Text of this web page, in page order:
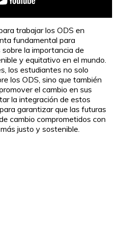
trabajar los ODS en
fundamental para
la importancia de
y equitativo en el mundo.
los estudiantes no solo
los ODS, sino que también
el cambio en sus
la integración de estos
garantizar que las futuras
cambio comprometidos con
justo y sostenible.